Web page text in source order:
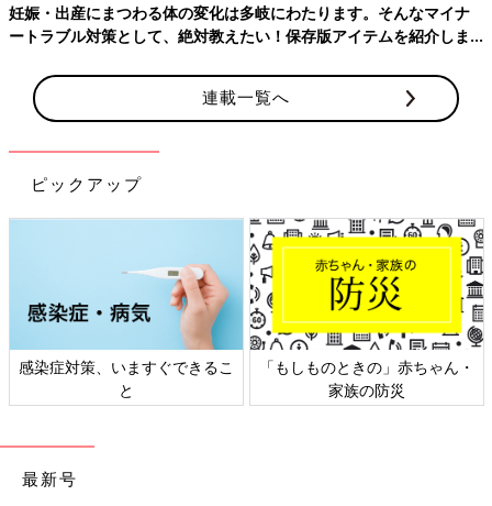
感想
思ったよりバタバタ産まれた感じだった。
けど、それだけお産が進んでたってことでした。
助産師さんでも夫でも、腰触られても、お尻触られても、何され
ろ触らないでって思ってた。助産師さんには言えなかったけど。
笑
よく両手両膝をついた姿勢になると楽とか聞くけど体勢変更とか
そして、せっかくヨネックスプラチナムの新球持って来たのに、
開けるタイミングなかった。笑
会陰切開するって言われて、その麻酔も痛いーって騒いでた。陣
痛も痛いけど、痛いものは痛い。縫う時も麻酔追加してもらっ
た。やっぱ麻酔の注射が痛い…終わってからのおなかの収縮のた
めにって、先生におなか押されてそれも痛かった。。。
でも、超安産です、とのこと。
お世話になりました。
妊娠・出産にまつわる体の変化は多岐にわたります。そんなマイナ
ートラブル対策として、絶対教えたい！保存版アイテムを紹介しま
連載一覧へ
ピックアップ
感染症対策、いますぐできるこ
と
「もしものときの」赤ちゃん・
家族の防災
最新号